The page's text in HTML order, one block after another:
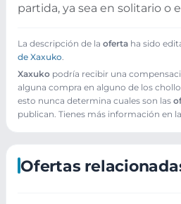
partida, ya sea en solitario o
La descripción de la oferta ha sido
de Xaxuko
Xaxuko podría recibir una
alguna compra en alguno de los
esto nunca determina cuales son las
publican. Tienes más información en
Ofertas